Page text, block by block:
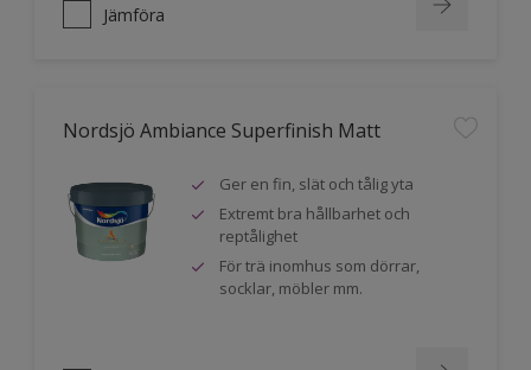
Jämföra
Nordsjö Ambiance Superfinish Matt
Ger en fin, slät och tålig yta
Extremt bra hållbarhet och
reptålighet
För trä inomhus som dörrar,
socklar, möbler mm.